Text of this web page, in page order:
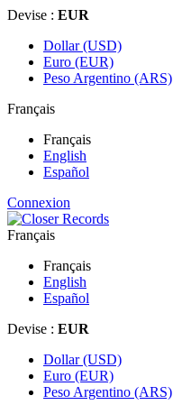
Devise : EUR
Dollar (USD)
Euro (EUR)
Peso Argentino (ARS)
Français
Français
English
Español
Connexion
Français
Français
English
Español
Devise : EUR
Dollar (USD)
Euro (EUR)
Peso Argentino (ARS)